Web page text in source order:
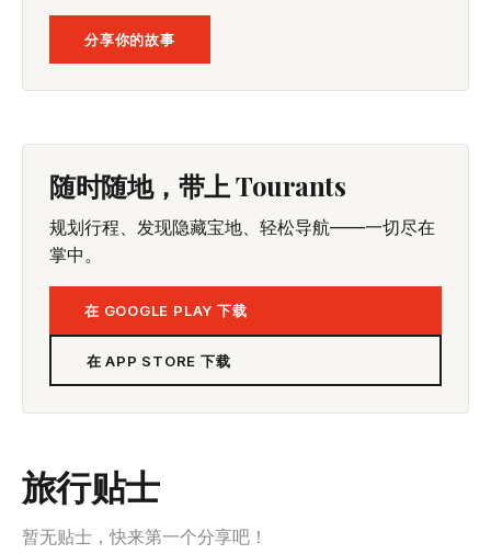
分享你的故事
随时随地，带上 Tourants
规划行程、发现隐藏宝地、轻松导航——一切尽在
掌中。
在 GOOGLE PLAY 下载
在 APP STORE 下载
旅行贴士
暂无贴士，快来第一个分享吧！